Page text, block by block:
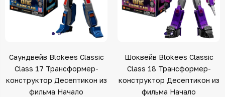
Саундвейв Blokees Classic
Class 17 Трансформер-
конструктор Десептикон из
фильма Начало
Шоквейв Blokees Classic
Class 18 Трансформер-
конструктор Десептикон из
фильма Начало